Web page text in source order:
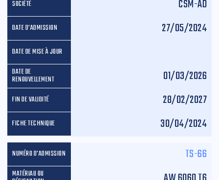
CSM-AD
27/05/2024
01/03/2026
28/02/2027
30/04/2024
TS-66